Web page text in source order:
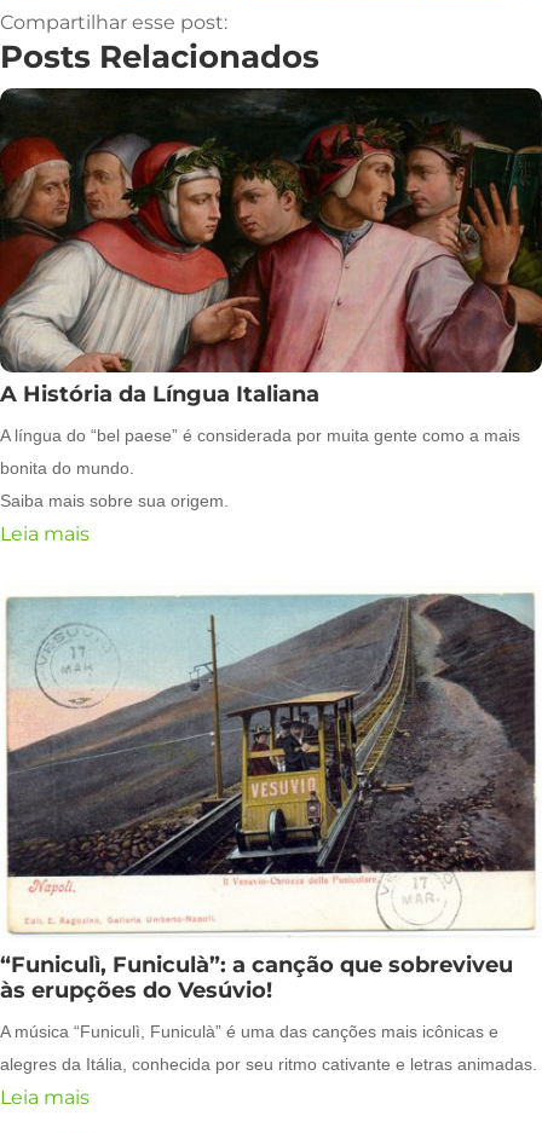
Compartilhar esse post:
Posts Relacionados
A História da Língua Italiana
A língua do “bel paese” é considerada por muita gente como a mais
bonita do mundo.
Saiba mais sobre sua origem.
Leia mais
“Funiculì, Funiculà”: a canção que sobreviveu
às erupções do Vesúvio!
A música “Funiculì, Funiculà” é uma das canções mais icônicas e
alegres da Itália, conhecida por seu ritmo cativante e letras animadas.
Leia mais